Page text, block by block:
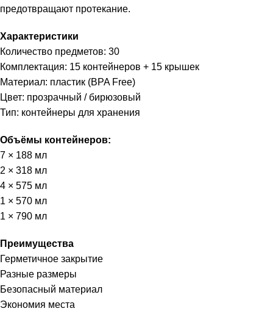
предотвращают протекание.
Характеристики
Количество предметов: 30
Комплектация: 15 контейнеров + 15 крышек
Материал: пластик (BPA Free)
Цвет: прозрачный / бирюзовый
Тип: контейнеры для хранения
Объёмы контейнеров:
7 × 188 мл
2 × 318 мл
4 × 575 мл
1 × 570 мл
1 × 790 мл
Преимущества
Герметичное закрытие
Разные размеры
Безопасный материал
Экономия места